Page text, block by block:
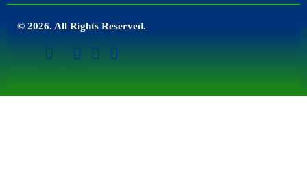
© 2026. All Rights Reserved.